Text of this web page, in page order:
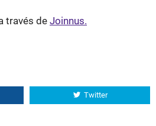
través de Joinnus.
Twitter